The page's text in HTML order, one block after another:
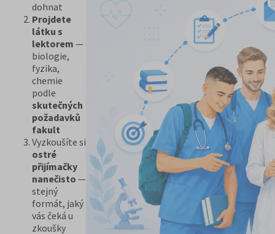
dohnat
Projdete
látku s
lektorem —
biologie,
fyzika,
chemie
podle
skutečných
požadavků
fakult
Vyzkoušíte si
ostré
přijímačky
nanečisto —
stejný
formát, jaký
vás čeká u
zkoušky